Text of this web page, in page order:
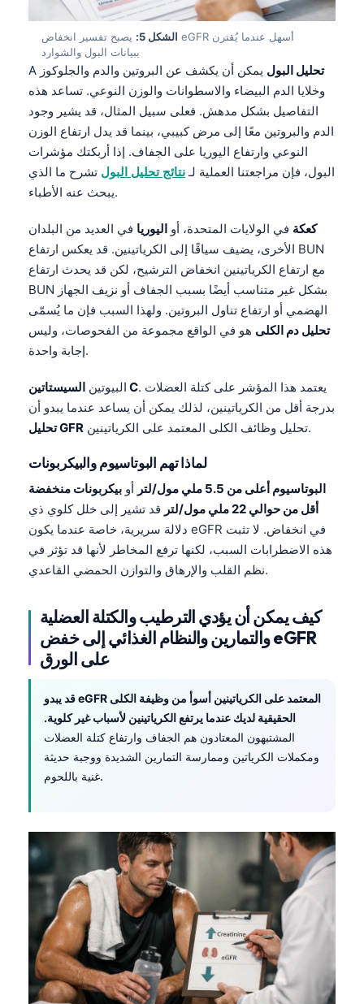
الشكل 5:
يصبح تفسير انخفاض eGFR أسهل عندما يُقترن
ببيانات البول والشوارد
A تحليل البول يمكن أن يكشف عن البروتين والدم والجلوكوز
وخلايا الدم البيضاء والاسطوانات والوزن النوعي. تساعد هذه
التفاصيل بشكل مدهش. فعلى سبيل المثال، قد يشير وجود
الدم والبروتين معًا إلى مرض كبيبي، بينما قد يدل ارتفاع الوزن
النوعي وارتفاع اليوريا على الجفاف. إذا أربكتك مؤشرات
البول، فإن مراجعتنا العملية لـنتائج تحليل البول تشرح ما الذي
يبحث عنه الأطباء.
كعكة في الولايات المتحدة، أو اليوريا في العديد من البلدان
الأخرى، يضيف سياقًا إلى الكرياتينين. قد يعكس ارتفاع BUN
مع ارتفاع الكرياتينين انخفاض الترشيح، لكن قد يحدث ارتفاع
BUN بشكل غير متناسب أيضًا بسبب الجفاف أو نزيف الجهاز
الهضمي أو ارتفاع تناول البروتين. ولهذا السبب فإن ما يُسمّى
تحليل دم الكلى هو في الواقع مجموعة من الفحوصات، وليس
إجابة واحدة.
البيوتين السيستاتين C. يعتمد هذا المؤشر على كتلة العضلات
بدرجة أقل من الكرياتينين، لذلك يمكن أن يساعد عندما يبدو أن
تحليل GFR
تحليل وظائف الكلى المعتمد على الكرياتينين.
لماذا تهم البوتاسيوم والبيكربونات
البوتاسيوم أعلى من 5.5 ملي مول/لتر أو بيكربونات منخفضة
أقل من حوالي 22 ملي مول/لتر
قد تشير إلى خلل كلوي ذي
دلالة سريرية، خاصة عندما يكون eGFR في انخفاض. لا تثبت
هذه الاضطرابات السبب، لكنها ترفع المخاطر لأنها قد تؤثر في
نظم القلب والإرهاق والتوازن الحمضي القاعدي.
كيف يمكن أن يؤدي الترطيب والكتلة العضلية
والتمارين والنظام الغذائي إلى خفض eGFR
على الورق
قد يبدو eGFR المعتمد على الكرياتينين أسوأ من وظيفة الكلى
الحقيقية لديك عندما يرتفع الكرياتينين لأسباب غير كلوية.
المشتبهون المعتادون هم الجفاف وارتفاع كتلة العضلات
ومكملات الكرياتين وممارسة التمارين الشديدة ووجبة حديثة
غنية باللحوم.
Монгол
ພາສາລາວ
Basa Jawa
Cebuano
ئۇيغۇرچە
Кыргызча
Esperanto
Frysk
Ślōnskŏ gŏdka
Norsk bokmål